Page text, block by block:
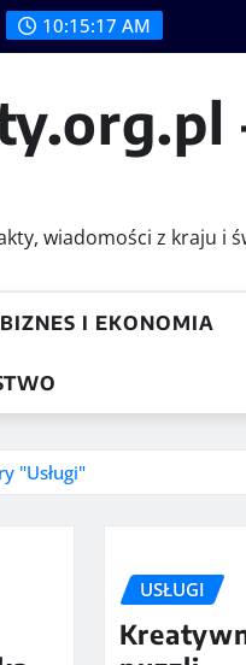
10:15:18 AM
wiadomości z kraju i
BIZNES I EKONOMIA
"Usługi"
USŁUGI